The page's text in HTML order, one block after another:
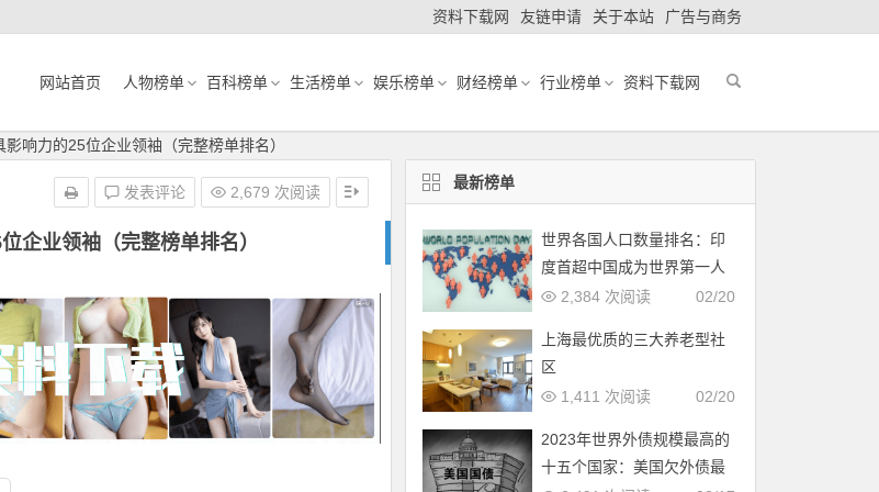
资料下载网 友链申请 关于本站 广告与商务
网站首页 人物榜单 百科榜单 生活榜单 娱乐榜单 财经榜单 行业榜单 资料下载网
响力的25位企业领袖（完整榜单排名）
企业领袖（完整榜单排名）
发表评论 2,679 次阅读
最新榜单
世界各国人口数量排名：印
度首超中国成为世界第一人
口大国
02/20
2,384 次阅读
上海最优质的三大养老型社
区
02/20
1,411 次阅读
2023年世界外债规模最高的
十五个国家：美国欠外债最